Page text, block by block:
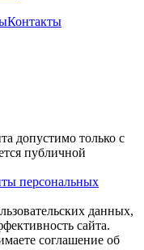
Контакты
допустимо только с
публичной
персональных
данных,
сайта.
соглашение об